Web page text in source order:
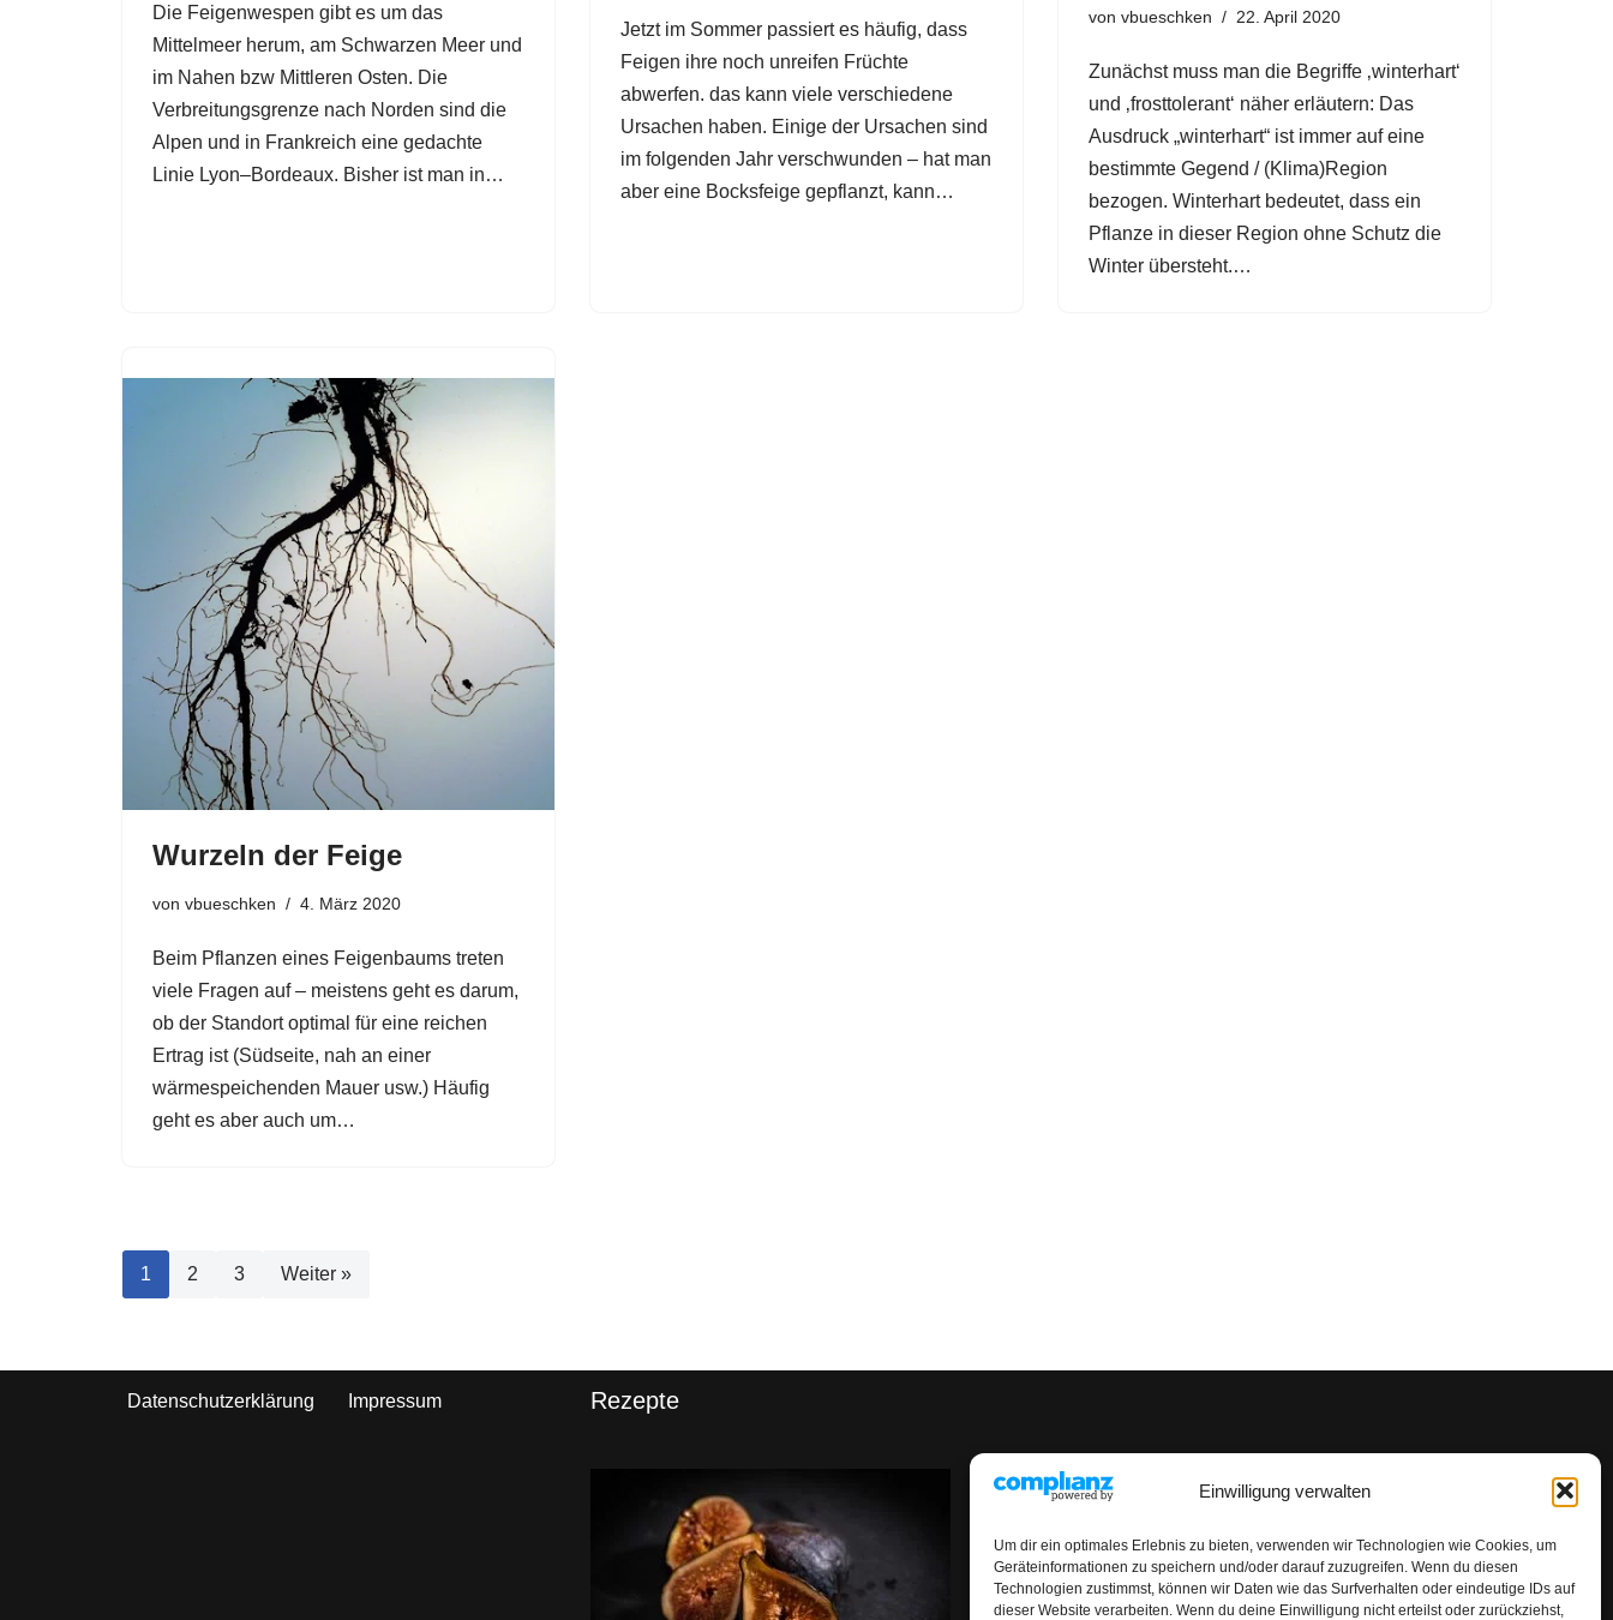
Einwilligung verwalten
Um dir ein optimales Erlebnis zu bieten, verwenden wir Technologien wie Cookies, um
Geräteinformationen zu speichern und/oder darauf zuzugreifen. Wenn du diesen
Technologien zustimmst, können wir Daten wie das Surfverhalten oder eindeutige IDs auf
dieser Website verarbeiten. Wenn du deine Einwilligung nicht erteilst oder zurückziehst,
Die Feigenwespen gibt es um das
Mittelmeer herum, am Schwarzen Meer und
im Nahen bzw Mittleren Osten. Die
Verbreitungsgrenze nach Norden sind die
Alpen und in Frankreich eine gedachte
Linie Lyon–Bordeaux. Bisher ist man in…
Jetzt im Sommer passiert es häufig, dass
Feigen ihre noch unreifen Früchte
abwerfen. das kann viele verschiedene
Ursachen haben. Einige der Ursachen sind
im folgenden Jahr verschwunden – hat man
aber eine Bocksfeige gepflanzt, kann…
von vbueschken 22. April 2020
Zunächst muss man die Begriffe ‚winterhart‘
und ‚frosttolerant‘ näher erläutern: Das
Ausdruck „winterhart“ ist immer auf eine
bestimmte Gegend / (Klima)Region
bezogen. Winterhart bedeutet, dass ein
Pflanze in dieser Region ohne Schutz die
Winter übersteht.…
Wurzeln der Feige
von vbueschken 4. März 2020
Beim Pflanzen eines Feigenbaums treten
viele Fragen auf – meistens geht es darum,
ob der Standort optimal für eine reichen
Ertrag ist (Südseite, nah an einer
wärmespeichenden Mauer usw.) Häufig
geht es aber auch um…
1 2 3 Weiter »
Datenschutzerklärung Impressum Rezepte